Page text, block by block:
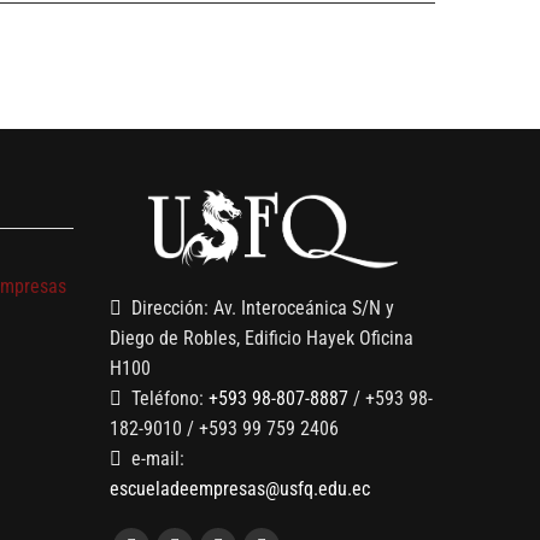
Dirección: Av. Interoceánica S/N y
Diego de Robles, Edificio Hayek Oficina
H100
Teléfono: +593 98-807-8887 / +593 98-
182-9010 / +593 99 759 2406
e-mail:
escueladeempresas@usfq.edu.ec